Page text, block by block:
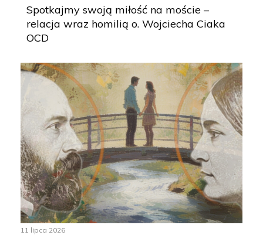
Spotkajmy swoją miłość na moście –
relacja wraz homilią o. Wojciecha Ciaka
OCD
11 lipca 2026